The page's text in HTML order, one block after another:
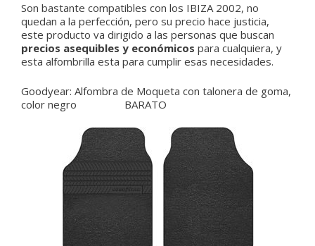
Son bastante compatibles con los IBIZA 2002, no
quedan a la perfección, pero su precio hace justicia,
este producto va dirigido a las personas que buscan
precios asequibles y económicos para cualquiera, y
esta alfombrilla esta para cumplir esas necesidades.
Goodyear: Alfombra de Moqueta con talonera de goma,
color negro BARATO